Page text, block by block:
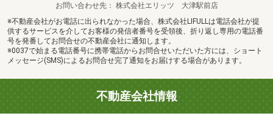
お問い合わせ先
株式会社エリッツ 大津駅前店
※不動産会社がお電話に出られなかった場合、株式会社LIFULLは電話会社が提
供するサービスを介してお客様の発信者番号を受領後、折り返し専用の電話番
号を発番してお問合せの不動産会社に通知します。
※0037で始まる電話番号に携帯電話からお問合せいただいた方には、ショート
メッセージ(SMS)によるお問合せ完了通知をお届けする場合があります。
不動産会社情報